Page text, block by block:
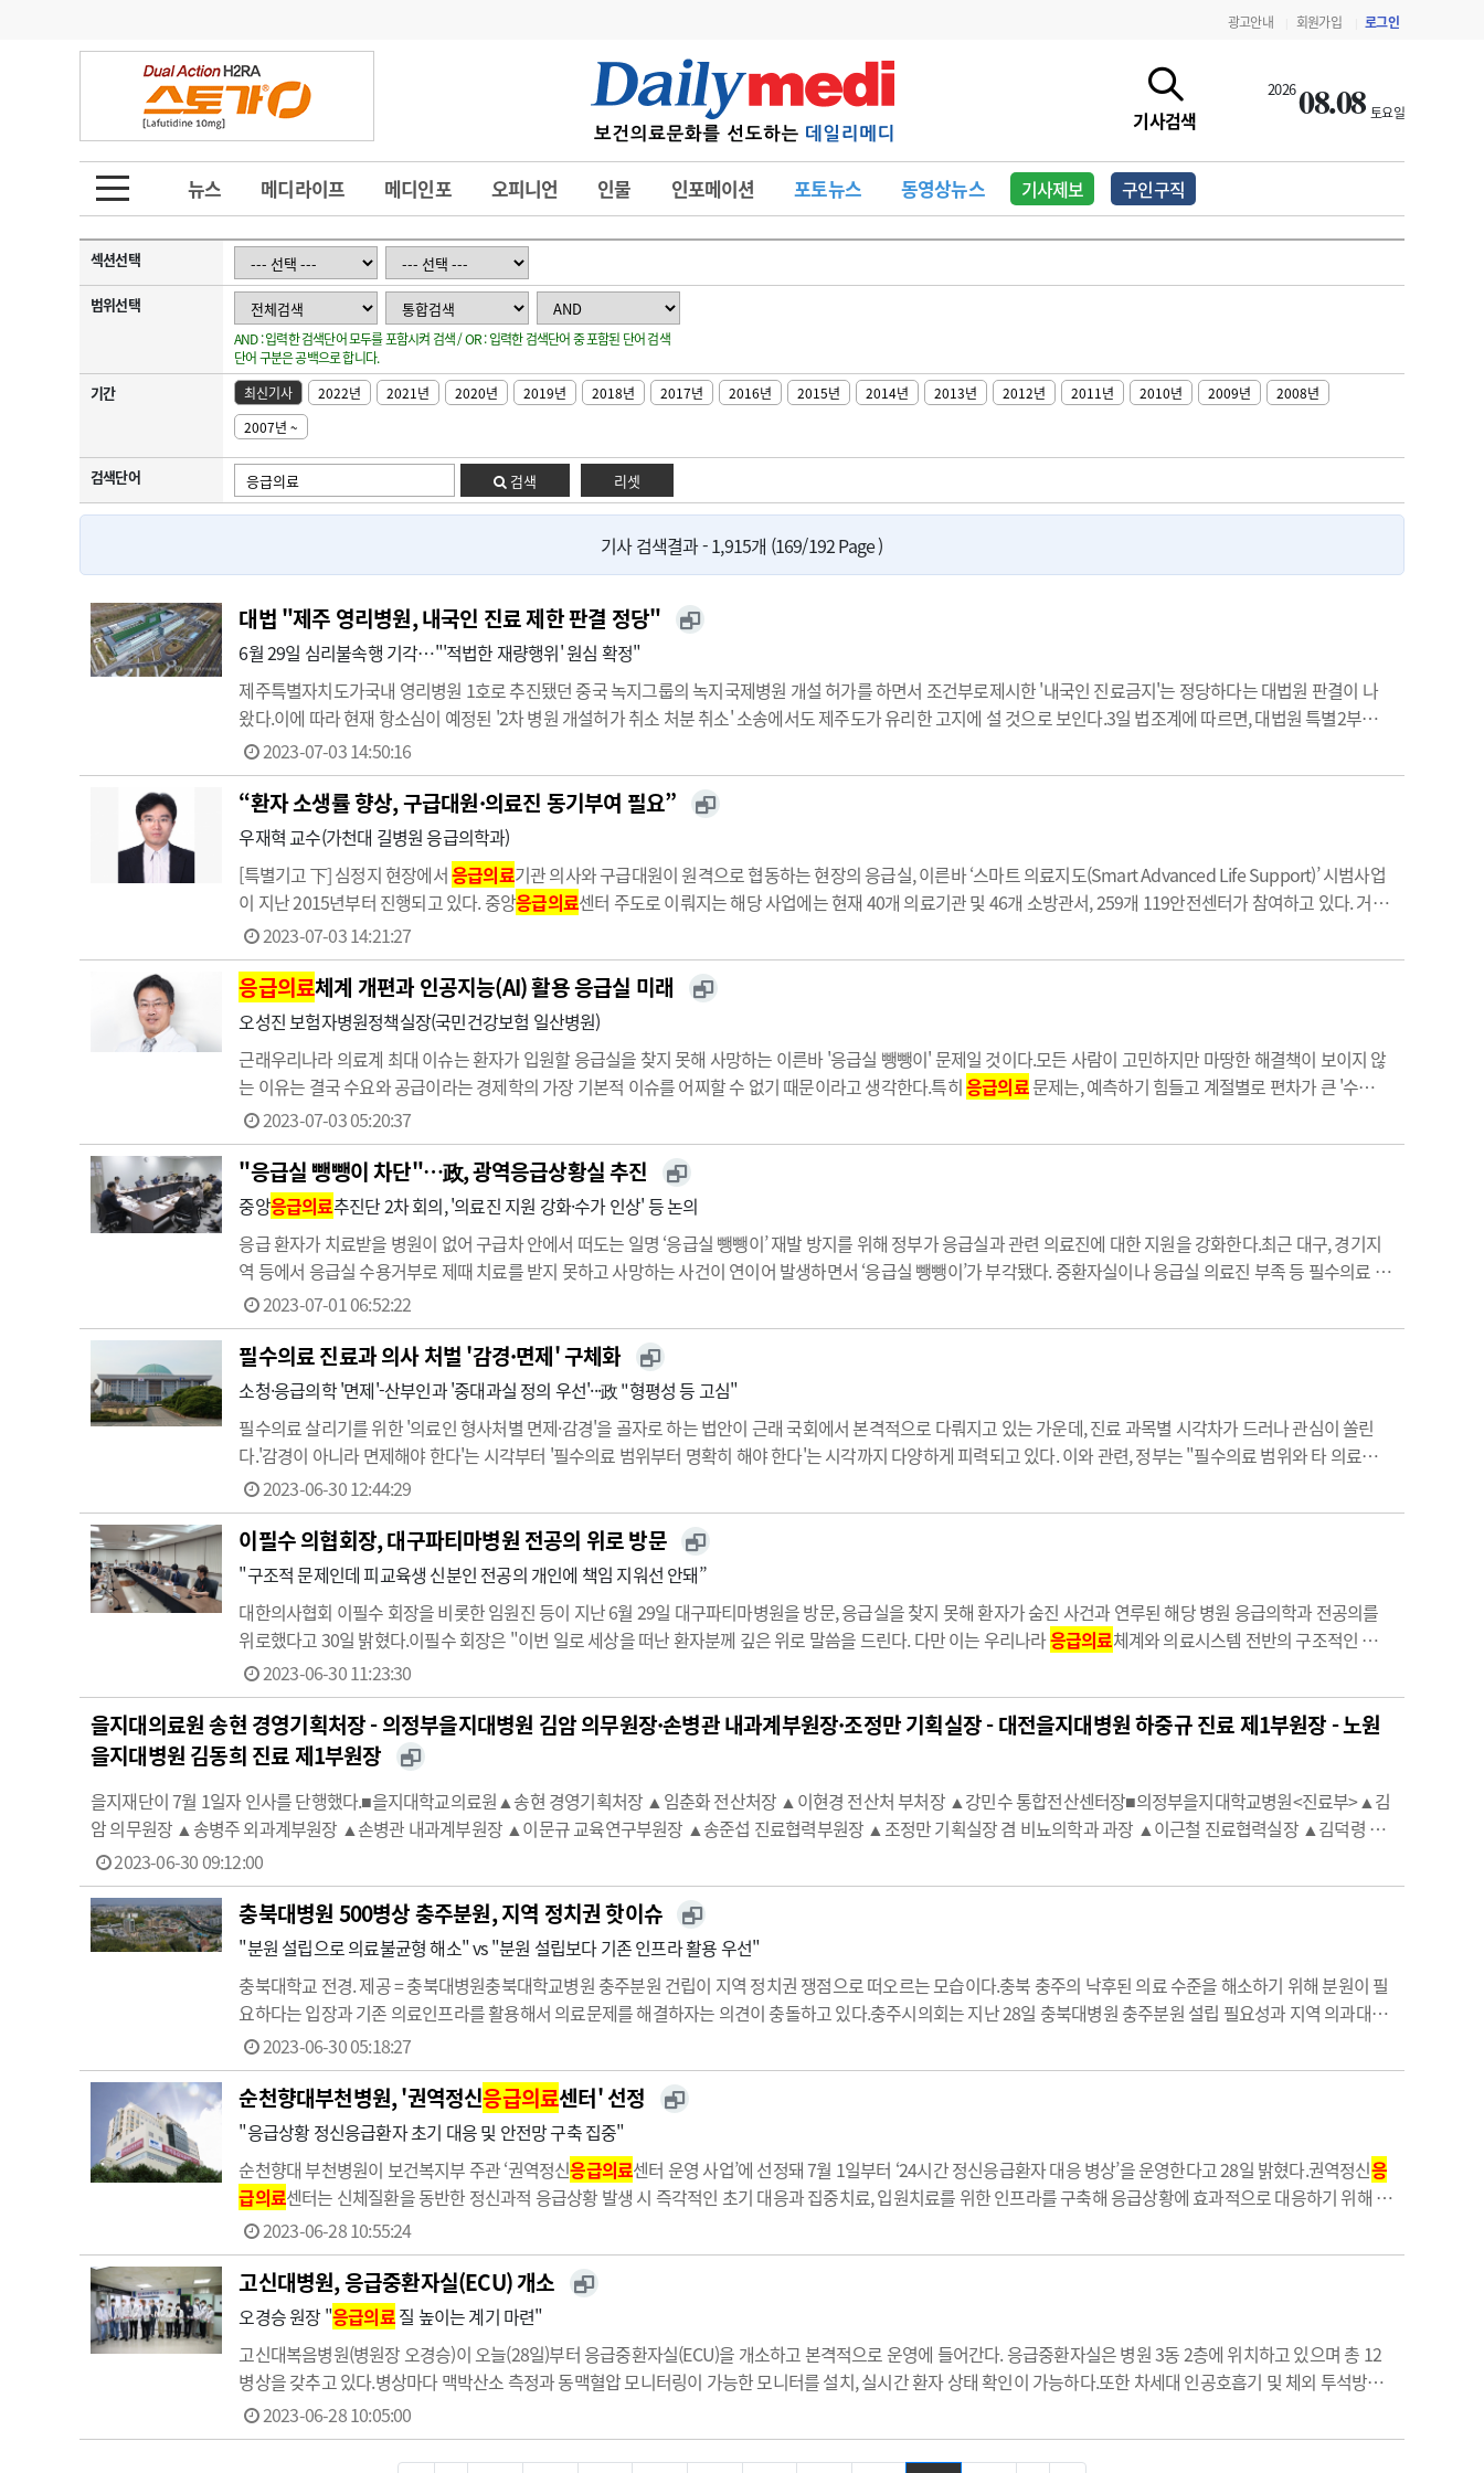
광고안내 회원가입 로그인
기사검색
202608.08 토요일
뉴스 메디라이프 메디인포 오피니언 인물 인포메이션 포토뉴스 동영상뉴스 기사제보 구인구직
금주의 검색어
1
의사인력 수급 추계
성분명 처방
AI의료
4
전공의 모집 결과
5
의사국시 합격률
6
관리급여 실시
10 약가인하
메디인포 사고
오피니언 칼럼 수첩
인물 초대석 피플
동영상뉴스
포토뉴스 포토뉴스
지역병원 중소병원
인포메이션 행정처분 판례 유권해석 정책/통계 공시 지침·기준·평가 약제급여 심사 결과
학회·연수강좌 학회/연수강좌 행사
고객센터 회사소개 법적고지 광고안내
섹션선택
범위선택
AND : 입력한 검색단어 모두를 포함시켜 검색 / OR : 입력한 검색단어 중 포함된 단어 검색
단어 구분은 공백으로 합니다.
기간 최신기사 2022년 2021년 2020년 2019년 2018년 2017년 2016년 2015년 2014년 2013년 2012년 2011년 2010년 2009년
2008년
2007년 ~
검색단어 검색 리셋
기사 검색결과 - 1,915개 (169/192 Page )
대법 "제주 영리병원, 내국인 진료 제한 판결 정당"
6월 29일 심리불속행 기각…"'적법한 재량행위' 원심 확정"
제주특별자치도가국내 영리병원 1호로 추진됐던 중국 녹지그룹의 녹지국제병원 개설 허가를 하면서 조건부로제시한 '내국인 진료금지'는 정당하다는 대법원 판결이 나
왔다.이에 따라 현재 항소심이 예정된 '2차 병원 개설허가 취소 처분 취소' 소송에서도 제주도가 유리한 고지에 설 것으로 보인다.3일 법조계에 따르면, 대법원 특별2부는
지난 6월 29일 녹지제주헬스케어타운 유한회사가 제주도지사를 상대로 제기한 '외국의료기관개설 허가조건취소 청구' 소송 상고와 관련해서 심리불속행 기각했다.앞서
이 소송은 1심에서는 제주도 처분이 위법하다는 …
2023-07-03 14:50:16
“환자 소생률 향상, 구급대원·의료진 동기부여 필요”
우재혁 교수(가천대 길병원 응급의학과)
[특별기고 下] 심정지 현장에서응급의료기관 의사와 구급대원이 원격으로 협동하는 현장의 응급실, 이른바 ‘스마트 의료지도(Smart Advanced Life Support)’ 시범사업
이 지난 2015년부터 진행되고 있다. 중앙응급의료센터 주도로 이뤄지는 해당 사업에는 현재 40개 의료기관 및 46개 소방관서, 259개 119안전센터가 참여하고 있다. 거점
병원 응급의학과 의료진은 지역 내 환자 소생률 향상을 지켜보며 보람을 느끼지만 아직까지 현실적인 한계가 있어, 본사업 전환이 필요하다고 입을 모은다. 데일리메디가
스마…
2023-07-03 14:21:27
응급의료체계 개편과 인공지능(AI) 활용 응급실 미래
오성진 보험자병원정책실장(국민건강보험 일산병원)
근래우리나라 의료계 최대 이슈는 환자가 입원할 응급실을 찾지 못해 사망하는 이른바 '응급실 뺑뺑이' 문제일 것이다.모든 사람이 고민하지만 마땅한 해결책이 보이지 않
는 이유는 결국 수요와 공급이라는 경제학의 가장 기본적 이슈를 어찌할 수 없기 때문이라고 생각한다.특히응급의료문제는, 예측하기 힘들고 계절별로 편차가 큰 '수
요'에 비해 3D 직종인 응급실 '의료인력 공급'과 일반병실에 비해 월등히 높은 시설 투자가 필요한 '병상 공급'이 원활치 않기 때문이다.수가 현실화와 의대 정원 확대 같은
대책 효과를 마냥 기다리기엔 눈…
2023-07-03 05:20:37
"응급실 뺑뺑이 차단"…政, 광역응급상황실 추진
중앙응급의료추진단 2차 회의, '의료진 지원 강화·수가 인상' 등 논의
응급 환자가 치료받을 병원이 없어 구급차 안에서 떠도는 일명 ‘응급실 뺑뺑이’ 재발 방지를 위해 정부가 응급실과 관련 의료진에 대한 지원을 강화한다.최근 대구, 경기지
역 등에서 응급실 수용거부로 제때 치료를 받지 못하고 사망하는 사건이 연이어 발생하면서 ‘응급실 뺑뺑이’가 부각됐다. 중환자실이나 응급실 의료진 부족 등 필수의료 붕
괴 상황이 비극의 근본 원인으로 지목되고 있다.해법으로 정부는 중앙에 응급상황 컨트롤타워를 구축하는 동시에 의료진에게 나은 대우나 의료 수가를 높이는 방안 등을
다각도로 들여다보고 있다. 응급환자 …
2023-07-01 06:52:22
필수의료 진료과 의사 처벌 '감경·면제' 구체화
소청·응급의학 '면제'-산부인과 '중대과실 정의 우선'···政 "형평성 등 고심"
필수의료 살리기를 위한 '의료인 형사처별 면제·감경'을 골자로 하는 법안이 근래 국회에서 본격적으로 다뤄지고 있는 가운데, 진료 과목별 시각차가 드러나 관심이 쏠린
다.'감경이 아니라 면제해야 한다'는 시각부터 '필수의료 범위부터 명확히 해야 한다'는 시각까지 다양하게 피력되고 있다. 이와 관련, 정부는 "필수의료 범위와 타 의료행위
와의 형평성 등을 신중히 고려해야 한다"는 입장이다.국회 보건복지위원회 이종성 의원(국민의힘)이 대표발의한 '필수의료 육성 및 지원등에 관한 법률안'이 이달 22일 보
건복…
2023-06-30 12:44:29
이필수 의협회장, 대구파티마병원 전공의 위로 방문
"구조적 문제인데 피교육생 신분인 전공의 개인에 책임 지워선 안돼”
대한의사협회 이필수 회장을 비롯한 임원진 등이 지난 6월 29일 대구파티마병원을 방문, 응급실을 찾지 못해 환자가 숨진 사건과 연루된 해당 병원 응급의학과 전공의를
위로했다고 30일 밝혔다. 이필수 회장은 "이번 일로 세상을 떠난 환자분께 깊은 위로 말씀을 드린다. 다만 이는 우리나라응급의료체계와 의료시스템 전반의 구조적인 문제
에 기인한 것으로 그 책임을 피교육생 신분인 전공의에게 지우는 것은 우리 사회와 국가가 제대로 된 책무를 다하지 못하는 것”이라고 말했다.또한 이 회장은"하루빨리
급의료등 필수의료 …
2023-06-30 11:23:30
을지대의료원 송현 경영기획처장 - 의정부을지대병원 김암 의무원장·손병관 내과계부원장·조정만 기획실장 - 대전을지대병원 하중규 진료 제1부원장 - 노원
을지대병원 김동희 진료 제1부원장
을지재단이 7월 1일자 인사를 단행했다.■을지대학교의료원▲송현 경영기획처장 ▲임춘화 전산처장 ▲이현경 전산처 부처장 ▲강민수 통합전산센터장■의정부을지대학교병원<진료부>▲김
암 의무원장 ▲송병주 외과계부원장 ▲손병관 내과계부원장 ▲이문규 교육연구부원장 ▲송준섭 진료협력부원장 ▲조정만 기획실장 겸 비뇨의학과 과장 ▲이근철 진료협력실장 ▲김덕령 외
과계부장 ▲오일환 내과계부장 ▲곽재만 QI부장 ▲최원호 홍보부장 ▲한별 피부과 과장 ▲정경화 감염관리부장 겸 감염내과 분과장 ▲이오성 CS부장 겸 정형외과 과장 ▲김지일 수술실장…
2023-06-30 09:12:00
충북대병원 500병상 충주분원, 지역 정치권 핫이슈
"분원 설립으로 의료불균형 해소" vs "분원 설립보다 기존 인프라 활용 우선"
충북대학교 전경. 제공 = 충북대병원충북대학교병원 충주분원 건립이 지역 정치권 쟁점으로 떠오르는 모습이다.충북 충주의 낙후된 의료 수준을 해소하기 위해 분원이 필
요하다는 입장과 기존 의료인프라를 활용해서 의료문제를 해결하자는 의견이 충돌하고 있다.충주시의회는 지난 28일 충북대병원 충주분원 설립 필요성과 지역 의과대학
정원 확대 등 충북 북부권 의료 불균형 해소를 위한 특단의 대책을 정부에 요구했다.시의회는 이날 열린 275회 정례회 2차 본회의에서 김영석 의원이 대표 발의한 '공공의
료 확대를 위한 충주 충북대병원 설…
2023-06-30 05:18:27
순천향대부천병원, '권역정신응급의료센터' 선정
"응급상황 정신응급환자 초기 대응 및 안전망 구축 집중"
순천향대 부천병원이 보건복지부 주관 ‘권역정신응급의료센터 운영 사업’에 선정돼 7월 1일부터 ‘24시간 정신응급환자 대응 병상’을 운영한다고 28일 밝혔다.권역정신응
급의료센터는 신체질환을 동반한 정신과적 응급상황 발생 시 즉각적인 초기 대응과 집중치료, 입원치료를 위한 인프라를 구축해 응급상황에 효과적으로 대응하기 위해 마
련됐다.순천향대 부천병원은 이번 사업 운영으로 응급의학과와 정신건강의학과가 24시간 동시에 협진하며 내‧외과적 처치 및 정신과적 평가를 시행하고 환자의 빠른 치
료와 회복을 도울 전망이다.이를 위해 병원은 응급실…
2023-06-28 10:55:24
고신대병원, 응급중환자실(ECU) 개소
오경승 원장 "응급의료질 높이는 계기 마련"
고신대복음병원(병원장 오경승)이 오늘(28일)부터 응급중환자실(ECU)을 개소하고 본격적으로 운영에 들어간다. 응급중환자실은 병원 3동 2층에 위치하고 있으며 총 12
병상을 갖추고 있다.병상마다 맥박산소 측정과 동맥혈압 모니터링이 가능한 모니터를 설치, 실시간 환자 상태 확인이 가능하다.또한 차세대 인공호흡기 및 체외 투석방법
으로 혈액을 빼낸 뒤 이를 순환시켜 노폐물을 제거하고 수분 및 전해질 균형을 맞춰 몸에 다시 넣어주는 신대체요법장비(CRRT), 고유량 비강 캐뉼라 등 최신 응급장비들을
갖춰 최적의 응급중환자 치료환경을 구축…
2023-06-28 10:05:00